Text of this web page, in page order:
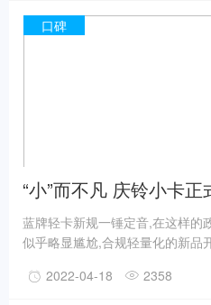
口碑
“小”而不凡 庆铃小卡
了！
蓝牌轻卡新规一锤定音,在这样的
似乎略显尴尬,合规轻量化的新品
展机遇。
2022-04-18 2358